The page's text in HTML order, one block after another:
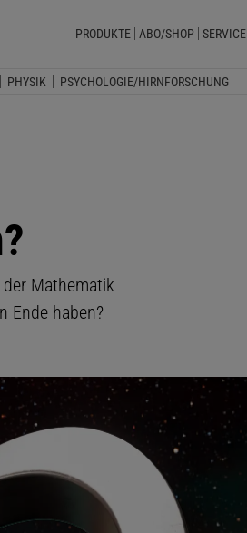
PRODUKTE ABO/SHOP SERVICE
PHYSIK PSYCHOLOGIE/HIRNFORSCHUNG
Mathematik
Ende haben?